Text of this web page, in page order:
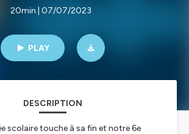
20min | 07/07/2023
PLAY
DESCRIPTION
scolaire touche à sa fin et notre 6e